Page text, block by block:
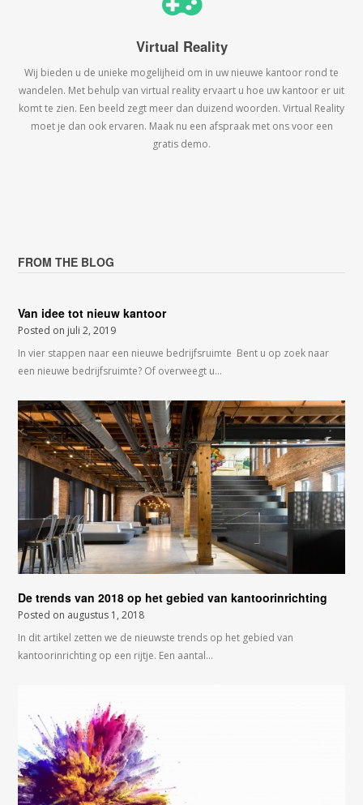
Virtual Reality
Wij bieden u de unieke mogelijheid om in uw nieuwe kantoor rond te
wandelen. Met behulp van virtual reality ervaart u hoe uw kantoor er uit
komt te zien. Een beeld zegt meer dan duizend woorden. Virtual Reality
moet je dan ook ervaren. Maak nu een afspraak met ons voor een
gratis demo.
FROM THE BLOG
Van idee tot nieuw kantoor
Posted on juli 2, 2019
In vier stappen naar een nieuwe bedrijfsruimte Bent u op zoek naar
een nieuwe bedrijfsruimte? Of overweegt u…
De trends van 2018 op het gebied van kantoorinrichting
Posted on augustus 1, 2018
In dit artikel zetten we de nieuwste trends op het gebied van
kantoorinrichting op een rijtje. Een aantal…